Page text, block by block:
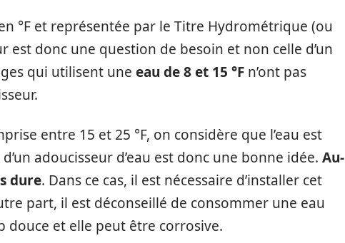
°F et représentée par le Titre Hydrométrique (ou
est donc une question de besoin et non celle d’un
qui utilisent une eau de 8 et 15 °F n’ont pas
entre 15 et 25 °F, on considère que l’eau est
adoucisseur d’eau est donc une bonne idée. Au-
dure. Dans ce cas, il est nécessaire d’installer cet
part, il est déconseillé de consommer une eau
douce et elle peut être corrosive.